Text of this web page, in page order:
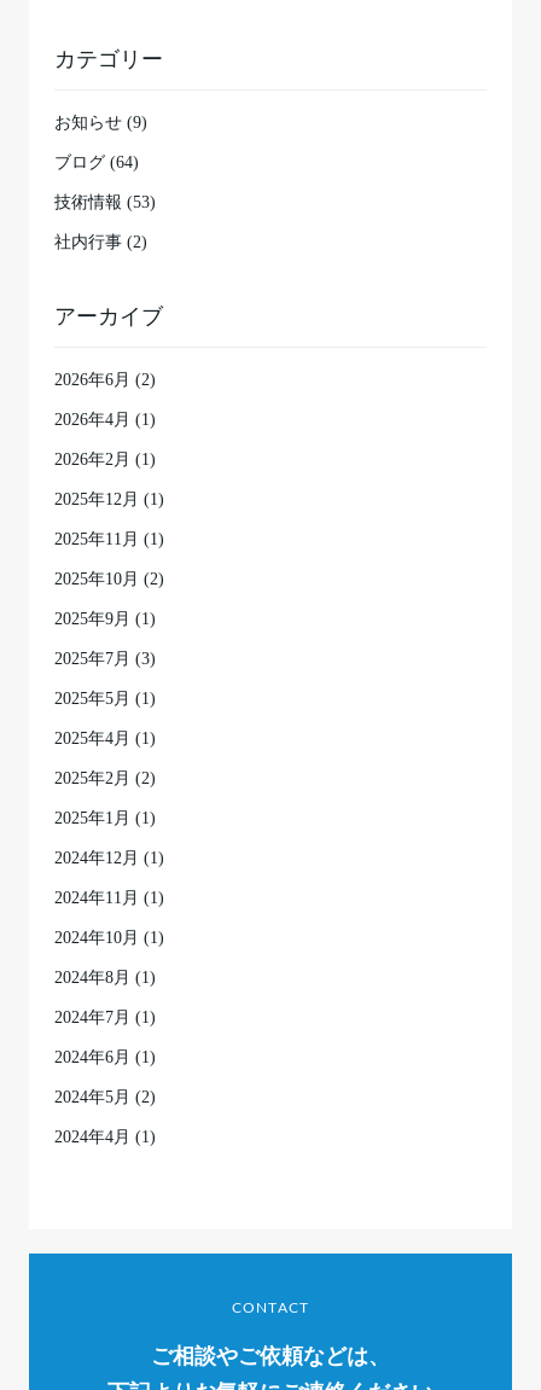
カテゴリー
お知らせ (9)
ブログ (64)
技術情報 (53)
社内行事 (2)
アーカイブ
2026年6月 (2)
2026年4月 (1)
2026年2月 (1)
2025年12月 (1)
2025年11月 (1)
2025年10月 (2)
2025年9月 (1)
2025年7月 (3)
2025年5月 (1)
2025年4月 (1)
2025年2月 (2)
2025年1月 (1)
2024年12月 (1)
2024年11月 (1)
2024年10月 (1)
2024年8月 (1)
2024年7月 (1)
2024年6月 (1)
2024年5月 (2)
2024年4月 (1)
CONTACT
ご相談やご依頼などは、